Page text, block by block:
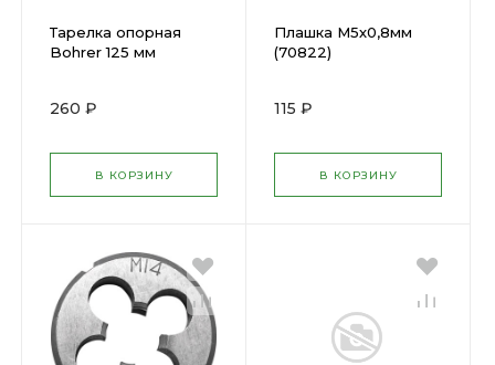
Тарелка опорная
Bohrer 125 мм
М14 +переходник на
260 ₽
В КОРЗИНУ
Плашка М5х0,8мм
(70822)
115 ₽
В КОРЗИНУ